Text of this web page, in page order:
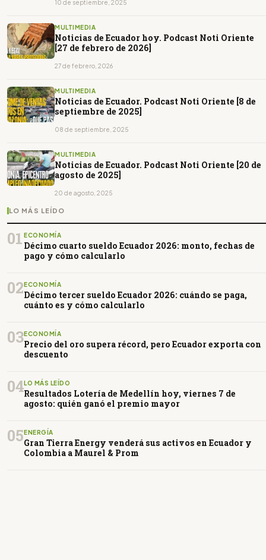
10 de septiembre, 2025
MULTIMEDIA
Noticias de Ecuador hoy. Podcast Noti Oriente
[27 de febrero de 2026]
27 de febrero, 2026
MULTIMEDIA
Noticias de Ecuador. Podcast Noti Oriente [8 de
septiembre de 2025]
08 de septiembre, 2025
MULTIMEDIA
Noticias de Ecuador. Podcast Noti Oriente [20 de
agosto de 2025]
20 de agosto, 2025
LO MÁS LEÍDO
01 ECONOMÍA
Décimo cuarto sueldo Ecuador 2026: monto, fechas de
pago y cómo calcularlo
02ECONOMÍA
Décimo tercer sueldo Ecuador 2026: cuándo se paga,
cuánto es y cómo calcularlo
03ECONOMÍA
Precio del oro supera récord, pero Ecuador exporta con
descuento
04LO MÁS LEÍDO
Resultados Lotería de Medellín hoy, viernes 7 de
agosto: quién ganó el premio mayor
05ENERGÍA
Gran Tierra Energy venderá sus activos en Ecuador y
Colombia a Maurel & Prom